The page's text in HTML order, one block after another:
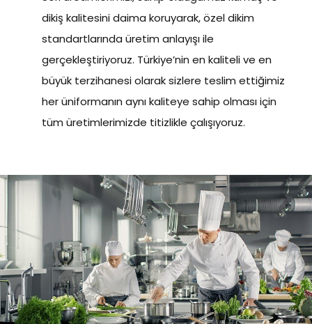
dikiş kalitesini daima koruyarak, özel dikim
standartlarında üretim anlayışı ile
gerçekleştiriyoruz. Türkiye’nin en kaliteli ve en
büyük terzihanesi olarak sizlere teslim ettiğimiz
her üniformanın aynı kaliteye sahip olması için
tüm üretimlerimizde titizlikle çalışıyoruz.